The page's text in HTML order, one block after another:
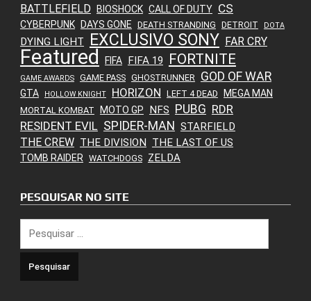
BATTLEFIELD BIOSHOCK CALL OF DUTY CS
CYBERPUNK DAYS GONE DEATH STRANDING DETROIT DOTA
DYING LIGHT EXCLUSIVO SONY FAR CRY
Featured FIFA FIFA 19 FORTNITE
GAME AWARDS GAME PASS GHOSTRUNNER GOD OF WAR
GTA HOLLOW KNIGHT HORIZON LEFT 4 DEAD MEGA MAN
MORTAL KOMBAT MOTO GP NFS PUBG RDR
RESIDENT EVIL SPIDER-MAN STARFIELD
THE CREW THE DIVISION THE LAST OF US
TOMB RAIDER WATCHDOGS ZELDA
PESQUISAR NO SITE
por: